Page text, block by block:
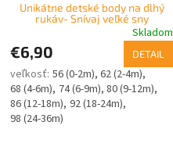
Unikátne detské body na dlhý
rukáv- Snívaj veľké sny
Skladom
€6,90 DETAIL
56 (0-2m) 62 (2-4m)
68 (4-6m) 74 (6-9m) 80 (9-12m)
86 (12-18m) 92 (18-24m)
98 (24-36m)